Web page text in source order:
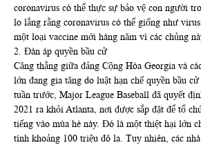
coronavirus có thể thực sự bảo vệ con người
lo lắng rằng coronavirus có thể giống như
một loại vaccine mới hàng năm vì các chủng
2. Đàn áp quyền bầu cử
Căng thẳng giữa đảng Cộng Hòa Georgia và
lớn đang gia tăng do luật hạn chế quyền bầu
tuần trước, Major League Baseball đã quyết
2021 ra khỏi Atlanta, nơi được sắp đặt để tổ
tiếng vào mùa hè này. Đó là một thiệt hại lớn
tính khoảng 100 triệu đô la. Tuy nhiên, các